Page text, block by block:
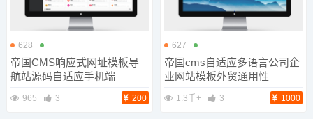
628
帝国CMS响应式网址模板导
航站源码自适应手机端
965 3 200
627
帝国cms自适应多语言公司企
业网站模板外贸通用性
1.3千+ 3 1000